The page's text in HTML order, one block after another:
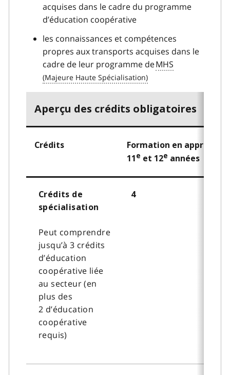
acquises dans le cadre du programme
d’éducation coopérative
les connaissances et compétences
propres aux transports acquises dans le
cadre de leur programme deMHS
Aperçu des crédits obligatoires
Crédits
Formation en
11 e et 12e années
Crédits de
spécialisation
Peut comprendre
jusqu’à 3 crédits
d’éducation
coopérative liée
au secteur (en
plus des
2 d’éducation
coopérative
requis)
4